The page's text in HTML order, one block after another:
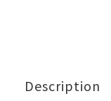
Description